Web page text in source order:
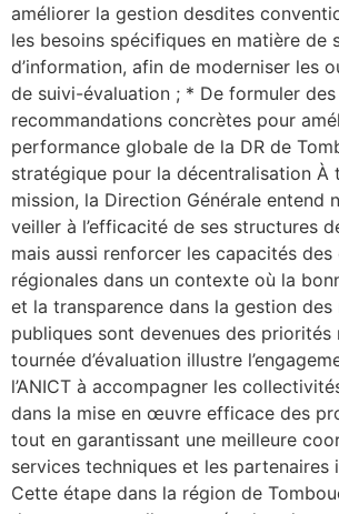
améliorer la gestion desdites
les besoins spécifiques en matière de
d’information, afin de moderniser les
de suivi-évaluation ; * De formuler des
recommandations concrètes pour
performance globale de la DR de
stratégique pour la décentralisation À
mission, la Direction Générale entend
veiller à l’efficacité de ses structures
mais aussi renforcer les capacités des
régionales dans un contexte où la
et la transparence dans la gestion des
publiques sont devenues des priorités
tournée d’évaluation illustre
l’ANICT à accompagner les
dans la mise en œuvre efficace des
tout en garantissant une meilleure
services techniques et les partenaires
Cette étape dans la région de